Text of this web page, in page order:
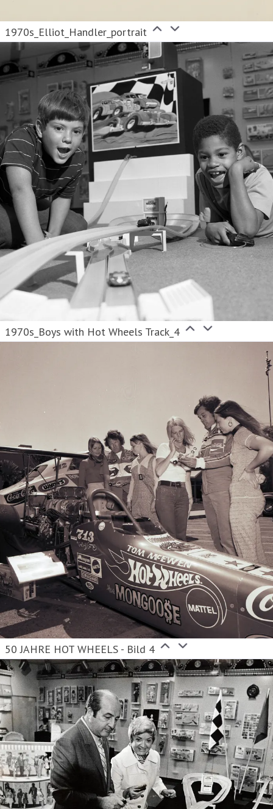
1970s_Elliot_Handler_portrait
1970s_Boys with Hot Wheels Track_4
50 JAHRE HOT WHEELS - Bild 4